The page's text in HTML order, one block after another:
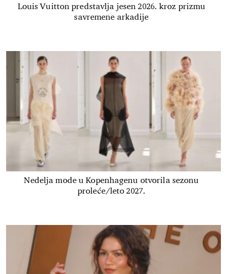
Louis Vuitton predstavlja jesen 2026. kroz prizmu
savremene arkadije
Nedelja mode u Kopenhagenu otvorila sezonu
proleće/leto 2027.